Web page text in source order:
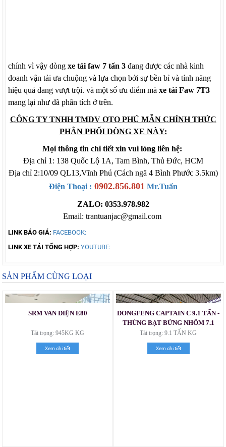
chính vì vậy dòngxe tải faw 7 tấn 3 đang được các nhà kinh
doanh vận tải ưa chuộng và lựa chọn bởi sự bền bỉ và tính năng
hiệu quả đang vượt trội. và một số ưu điểm màxe tải Faw 7T3
mang lại như đã phân tích ở trên.
CÔNG TY TNHH TMDV OTO PHÚ MẪN CHÍNH THỨC
PHÂN PHỐI DÒNG XE NÀY:
Mọi thông tin chi tiết xin vui lòng liên hệ:
Địa chỉ 1: 138 Quốc Lộ 1A, Tam Bình, Thủ Đức, HCM
Địa chỉ 2:10/09 QL13,Vĩnh Phú (Cách ngã 4 Bình Phước 3.5km)
Điện Thoại : 0902.856.801 Mr.Tuấn
ZALO: 0353.978.982
Email: trantuanjac@gmail.com
LINK BÁO GIÁ: FACEBOOK:
LINK XE TẢI TỔNG HỢP: YOUTUBE:
SẢN PHẨM CÙNG LOẠI
SRM VAN ĐIỆN E80
Tải trọng: 945KG KG
Xem chi tiết
DONGFENG CAPTAIN C 9.1 TẤN -
THÙNG BẠT BỬNG NHÔM 7.1
MÉT
Tải trọng: 9.1 TẤN KG
Xem chi tiết